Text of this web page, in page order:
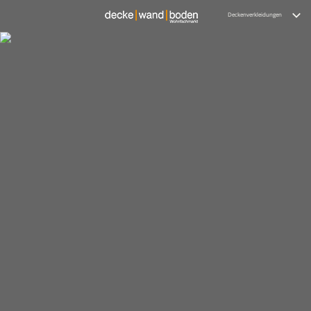
Deckenverkleidungen